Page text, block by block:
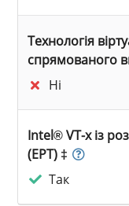
Технологія
спрямованого
Ні
Intel® VT-x із
(EPT) ‡
Так